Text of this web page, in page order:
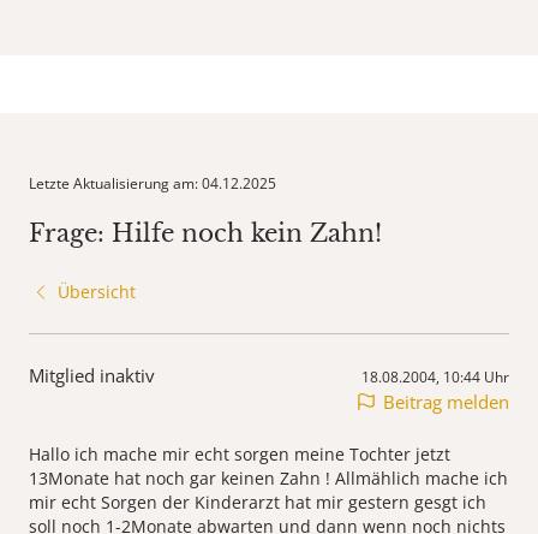
Letzte Aktualisierung am: 04.12.2025
Frage: Hilfe noch kein Zahn!
Übersicht
Mitglied inaktiv 18.08.2004, 10:44 Uhr
Beitrag melden
Hallo ich mache mir echt sorgen meine Tochter jetzt
13Monate hat noch gar keinen Zahn ! Allmählich mache ich
mir echt Sorgen der Kinderarzt hat mir gestern gesgt ich
soll noch 1-2Monate abwarten und dann wenn noch nichts